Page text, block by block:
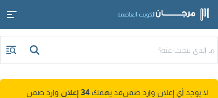
الكويت العاصمة
لا يوجد أي إعلان وارد ضمنقد يهمك 34 إعلان
وارد ضمن